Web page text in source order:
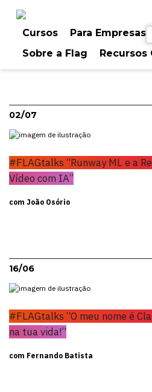
Cursos Para Empresas
Sobre a Flag
Recursos
02/07
#FLAGtalks “Runway ML e a
Vídeo com IA”
com João Osório
16/06
#FLAGtalks “O meu nome é
na tua vida!”
com Fernando Batista